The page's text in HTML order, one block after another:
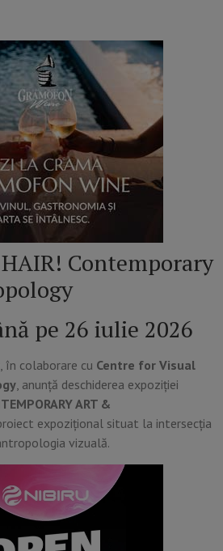
Contemporary
pe 26 iulie 2026
, în colaborare cu Centre for Visual
, anunță deschiderea expoziției
ART &
expozițional situat la intersecția
vizuală.